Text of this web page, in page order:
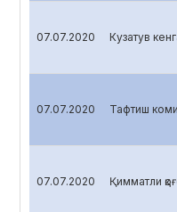
07.07.2020 Кузатув
07.07.2020 Тафтиш
07.07.2020 Қимматли